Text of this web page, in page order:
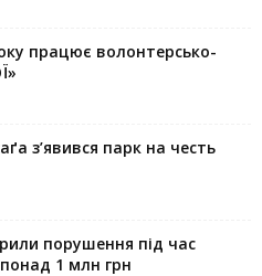
працює волонтерсько-
з’явився парк на честь
порушення під час
1 млн грн